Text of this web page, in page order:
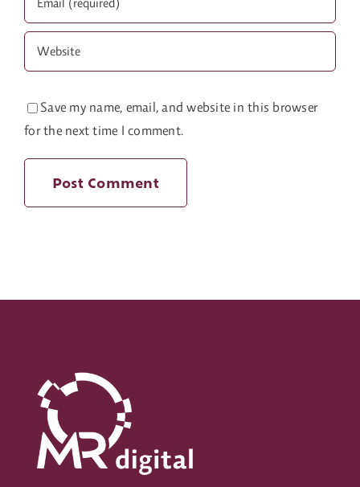
Save my name, email, and website in this browser
for the next time I comment.